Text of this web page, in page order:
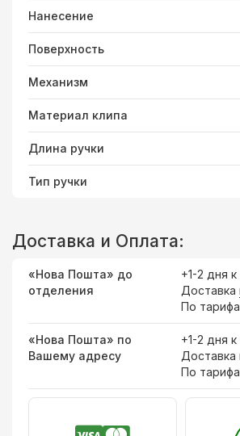
Нанесение
Поверхность
Механизм
Материал клипа
Длина ручки
Тип ручки
Доставка и Оплата:
«Нова Пошта» до
отделения
+1-2 дня
Доставка
По
«Нова Пошта» по
Вашему адресу
+1-2 дня
Доставка
По